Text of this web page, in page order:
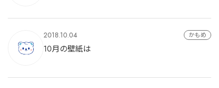
2018.10.04 かもめ
10月の壁紙は